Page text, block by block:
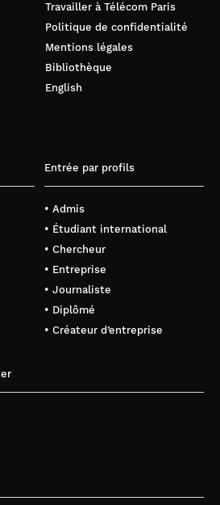
Travailler à Télécom Paris
Politique de confidentialité
Mentions légales
Bibliothèque
English
Entrée par profils
• Admis
• Étudiant international
• Chercheur
• Entreprise
• Journaliste
• Diplômé
• Créateur d’entreprise